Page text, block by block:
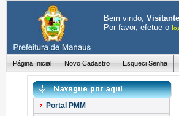
Bem vindo, Visitante
Por favor, efetue o
Página Inicial Novo Cadastro Esqueci Senha
Portal PMM